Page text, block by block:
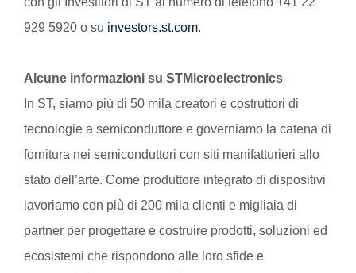
929 5920 o su investors.st.com.
Alcune informazioni su STMicroelectronics
In ST, siamo più di 50 mila creatori e costruttori di
tecnologie a semiconduttore e governiamo la catena di
fornitura nei semiconduttori con siti manifatturieri allo
stato dell’arte. Come produttore integrato di dispositivi
lavoriamo con più di 200 mila clienti e migliaia di
partner per progettare e costruire prodotti, soluzioni ed
ecosistemi che rispondono alle loro sfide e